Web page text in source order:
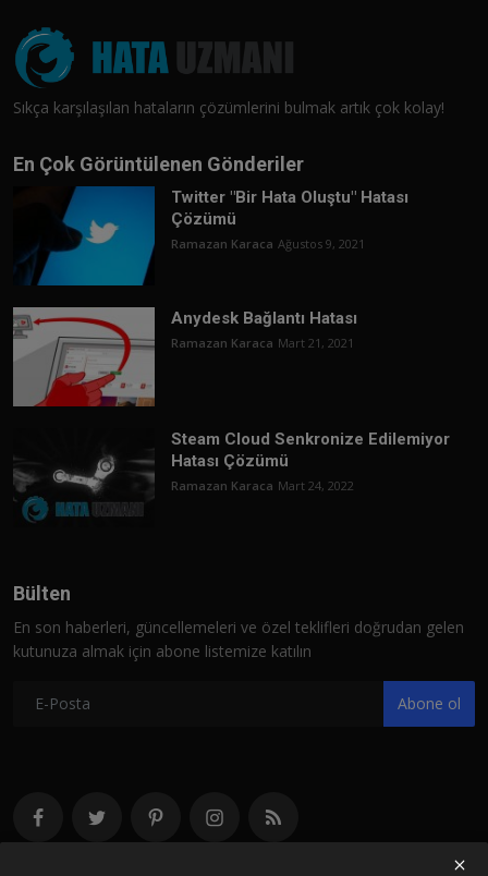
Sıkça karşılaşılan hataların çözümlerini bulmak artık çok kolay!
En Çok Görüntülenen Gönderiler
Twitter "Bir Hata Oluştu" Hatası
Çözümü
Ramazan Karaca Ağustos 9, 2021
Anydesk Bağlantı Hatası
Ramazan Karaca Mart 21, 2021
Steam Cloud Senkronize Edilemiyor
Hatası Çözümü
Ramazan Karaca Mart 24, 2022
Bülten
En son haberleri, güncellemeleri ve özel teklifleri doğrudan gelen
kutunuza almak için abone listemize katılın
Abone ol